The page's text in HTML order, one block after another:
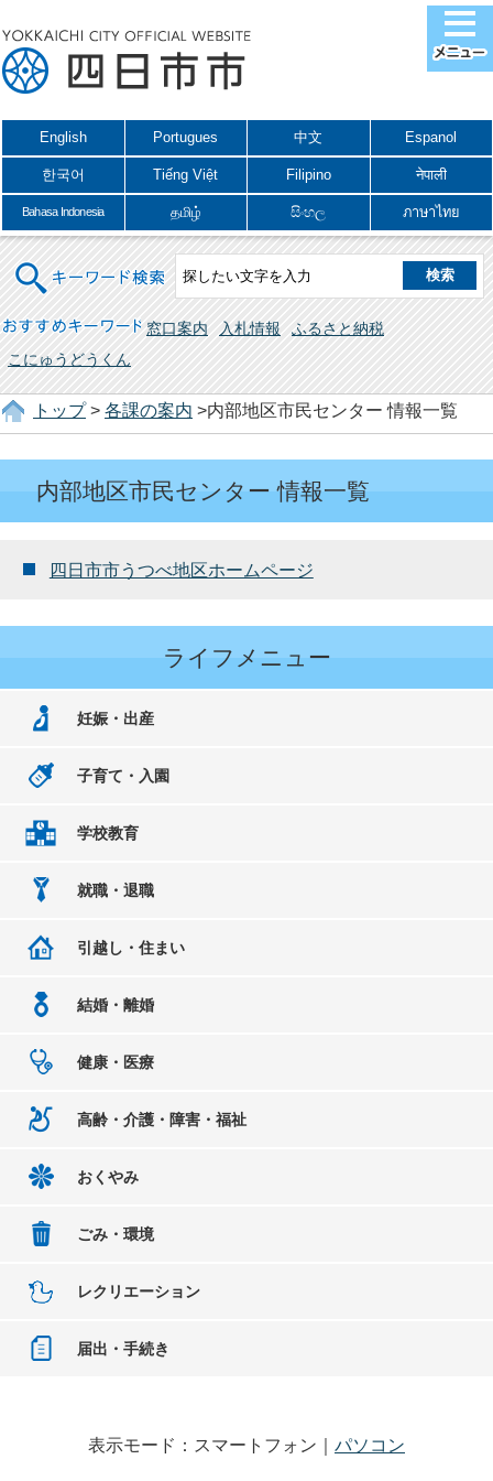
English Portugues 中文 Espanol
한국어 Tiếng Việt Filipino नेपाली
Bahasa Indonesia தமிழ் සිංහල ภาษาไทย
キーワード検索
おすすめキーワード 窓口案内 入札情報
ふるさと納税
こにゅうどうくん
トップ> 各課の案内 >内部地区市民センター 情報一覧
内部地区市民センター 情報一覧
四日市市うつべ地区ホームページ
ライフメニュー
妊娠・出産
子育て・入園
学校教育
就職・退職
引越し・住まい
結婚・離婚
健康・医療
高齢・介護・障害・福祉
おくやみ
ごみ・環境
レクリエーション
届出・手続き
表示モード：スマートフォン｜ パソコン